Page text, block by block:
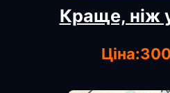
Краще, ніж
Ціна: